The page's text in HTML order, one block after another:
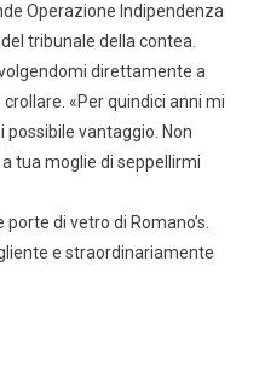
Operazione Indipendenza
tribunale della contea.
direttamente a
«Per quindici anni mi
possibile vantaggio. Non
tua moglie di seppellirmi
di vetro di Romano’s.
e straordinariamente